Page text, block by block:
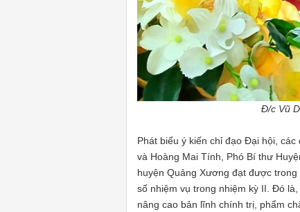
Đ/c Vũ
Phát biểu ý kiến chỉ đạo Đại hội,
và Hoàng Mai Tính, Phó Bí thư
huyện Quảng Xương đạt được
số nhiệm vụ trong nhiệm kỳ II. Đó
nâng cao bản lĩnh chính trị, phẩm